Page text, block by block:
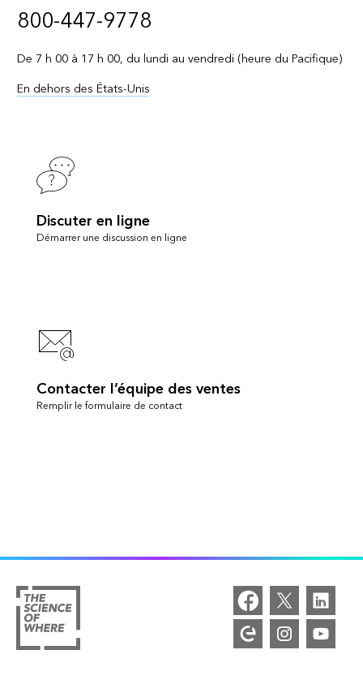
800-447-9778
De 7 h 00 à 17 h 00, du lundi au vendredi (heure du Pacifique)
En dehors des États-Unis
Discuter en ligne
Démarrer une discussion en ligne
Contacter l’équipe des ventes
Remplir le formulaire de contact